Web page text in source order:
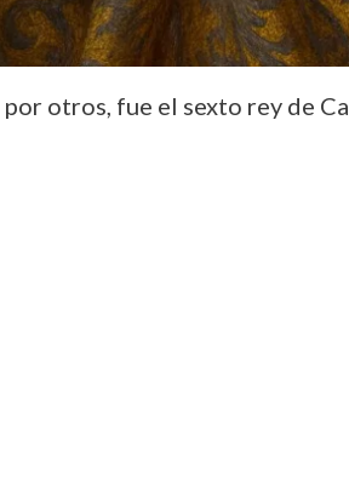
por otros, fue el sexto rey de